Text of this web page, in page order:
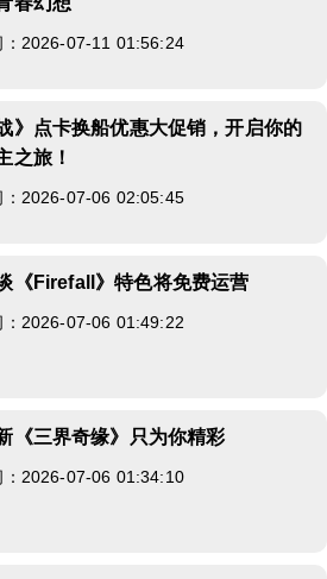
：2026-07-11 01:56:24
》点卡换船优惠大促销，开启你的
之旅！
：2026-07-06 02:05:45
《Firefall》特色将免费运营
：2026-07-06 01:49:22
《三界奇缘》只为你精彩
：2026-07-06 01:34:10